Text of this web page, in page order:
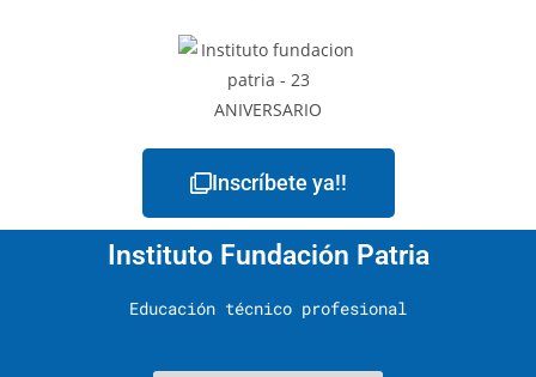
Inscríbete ya!!
Instituto Fundación Patria
Educación técnico profesional